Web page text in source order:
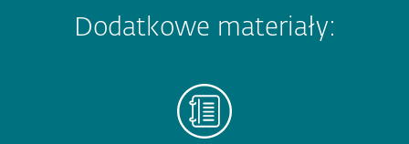
Dodatkowe materiały: